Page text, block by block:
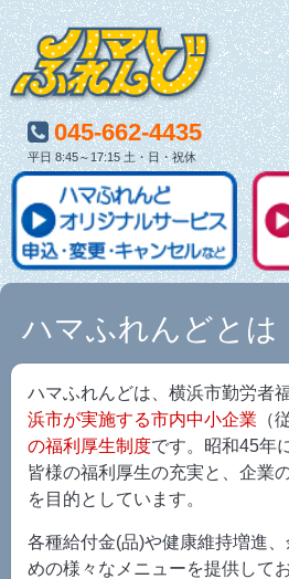
045-662-4435
平日 8:45～17:15 土・日・祝休
ハマふれんどとは
ハマふれんどは、横浜市勤労者
浜市が実施する市内中小企業 （
の福利厚生制度です。昭和45年
皆様の福利厚生の充実と、企業
を目的としています。
各種給付金(品)や健康維持増進
めの様々なメニューを提供して